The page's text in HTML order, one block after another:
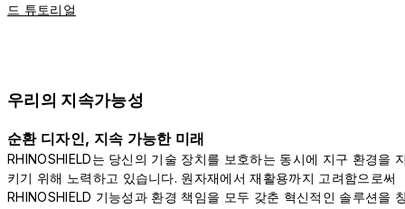
드 튜토리얼
우리의 지속가능성
순환 디자인, 지속 가능한 미래
RHINOSHIELD는 당신의 기술 장치를 보호하는 동시에 지구 환경을
키기 위해 노력하고 있습니다. 원자재에서 재활용까지 고려함으로써
RHINOSHIELD 기능성과 환경 책임을 모두 갖춘 혁신적인 솔루션을